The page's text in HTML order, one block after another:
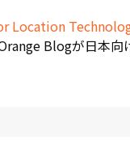
Location
Blogが日本向